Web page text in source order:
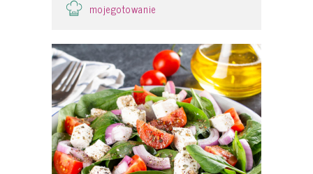
mojegotowanie